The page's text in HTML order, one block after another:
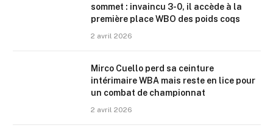
sommet : invaincu 3-0, il accède à la
première place WBO des poids coqs
2 avril 2026
Mirco Cuello perd sa ceinture
intérimaire WBA mais reste en lice pour
un combat de championnat
2 avril 2026